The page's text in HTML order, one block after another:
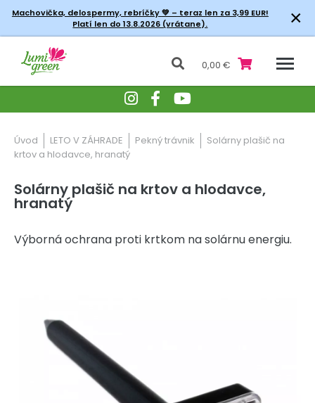
Machovička, delospermy, rebríčky💚 – teraz len za 3,99 EUR!
Platí len do 13.8.2026 (vrátane).
×
0,00 €
Úvod LETO V ZÁHRADE Pekný trávnik
Solárny plašič na
krtov a hlodavce, hranatý
Solárny plašič na krtov a hlodavce,
hranatý
Výborná ochrana proti krtkom na solárnu energiu.